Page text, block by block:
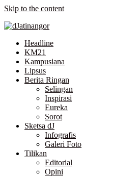
Skip to the content
Headline
KM21
Kampusiana
Lipsus
Berita Ringan
Selingan
Inspirasi
Eureka
Sorot
Sketsa dJ
Infografis
Galeri Foto
Tilikan
Editorial
Opini